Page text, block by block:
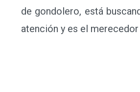
de gondolero, está
atención y es el